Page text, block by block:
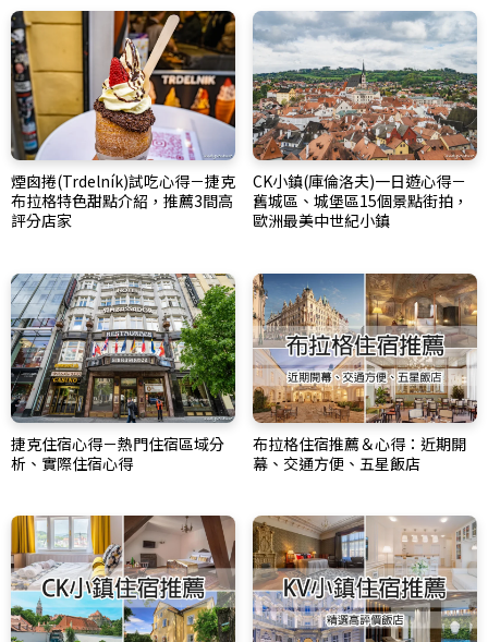
煙囪捲(Trdelník)試吃心得－捷克
布拉格特色甜點介紹，推薦3間高
評分店家
CK小鎮(庫倫洛夫)一日遊心得－
舊城區、城堡區15個景點街拍，
歐洲最美中世紀小鎮
捷克住宿心得－熱門住宿區域分
析、實際住宿心得
布拉格住宿推薦＆心得：近期開
幕、交通方便、五星飯店